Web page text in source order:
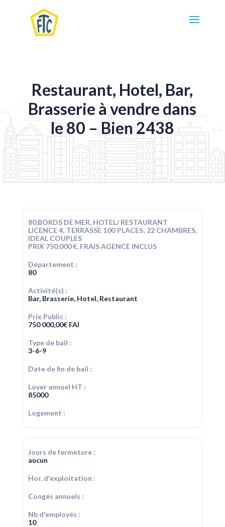
Restaurant, Hotel, Bar,
Brasserie à vendre dans
le 80 – Bien 2438
80,BORDS DE MER, HOTEL/ RESTAURANT
LICENCE 4, TERRASSE 100 PLACES, 22 CHAMBRES,
IDEAL COUPLES
PRIX 750.000 €, FRAIS AGENCE INCLUS
Département :
80
Activité(s) :
Bar, Brasserie, Hotel, Restaurant
Prix Public :
750 000,00€FAI
Type de bail :
3-6-9
Date de fin de bail :
Loyer annuel HT :
85000
Logement :
Jours de fermeture :
aucun
Hor. d'exploitation :
Congés annuels :
Nb d'employés :
10